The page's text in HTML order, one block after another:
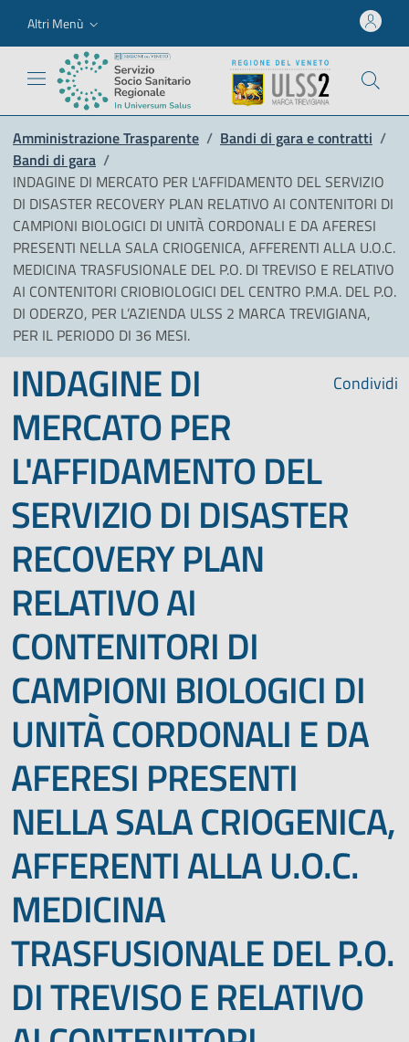
Altri Menù
Amministrazione Trasparente / Bandi di gara e contratti /
Bandi di gara /
INDAGINE DI MERCATO PER L'AFFIDAMENTO DEL SERVIZIO
DI DISASTER RECOVERY PLAN RELATIVO AI CONTENITORI DI
CAMPIONI BIOLOGICI DI UNITÀ CORDONALI E DA AFERESI
PRESENTI NELLA SALA CRIOGENICA, AFFERENTI ALLA U.O.C.
MEDICINA TRASFUSIONALE DEL P.O. DI TREVISO E RELATIVO
AI CONTENITORI CRIOBIOLOGICI DEL CENTRO P.M.A. DEL P.O.
DI ODERZO, PER L’AZIENDA ULSS 2 MARCA TREVIGIANA,
PER IL PERIODO DI 36 MESI.
Condividi
INDAGINE DI
MERCATO PER
L'AFFIDAMENTO DEL
SERVIZIO DI DISASTER
RECOVERY PLAN
RELATIVO AI
CONTENITORI DI
CAMPIONI BIOLOGICI DI
UNITÀ CORDONALI E DA
AFERESI PRESENTI
NELLA SALA CRIOGENICA,
AFFERENTI ALLA U.O.C.
MEDICINA
TRASFUSIONALE DEL P.O.
DI TREVISO E RELATIVO